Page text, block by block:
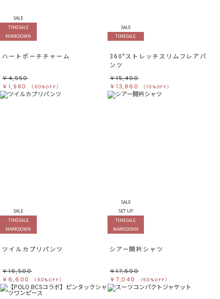
SALE
TIMESALE
MARKDOWN
ハートポーチチャーム
￥4,950
￥1,980
（60%OFF）
SALE
TIMESALE
360°ストレッチスリムフレアパ
ンツ
￥15,400
￥13,860
（10%OFF）
SALE
TIMESALE
MARKDOWN
ツイルカプリパンツ
￥16,500
￥6,600
（60%OFF）
SALE
SET UP
TIMESALE
MARKDOWN
シアー開衿シャツ
￥17,600
￥7,040
（60%OFF）